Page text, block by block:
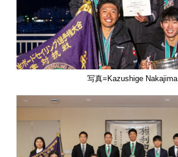
写真=Kazushige Nakajima